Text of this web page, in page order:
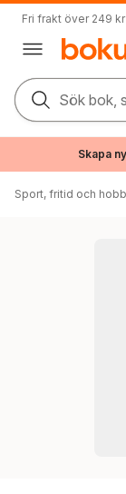
Fri frakt över 249 kr
Sök bok,
Skapa
Sport, fritid och